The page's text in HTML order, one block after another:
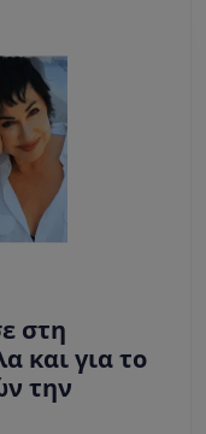
στη
και για το
την